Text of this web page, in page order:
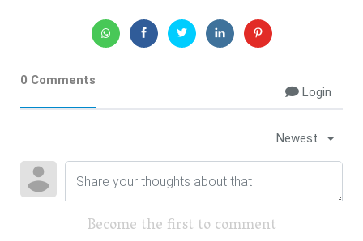
0 Comments
Login
Newest
Become the first to comment